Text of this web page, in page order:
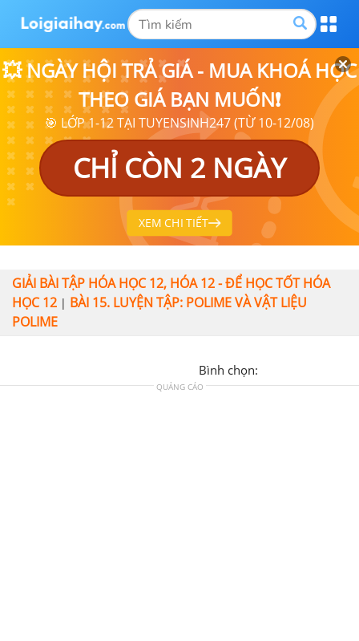
💥 NGÀY HỘI TRẢ GIÁ - MUA KHOÁ HỌC
THEO GIÁ BẠN MUỐN❗
🎯 LỚP 1-12 TẠI TUYENSINH247 (TỪ 10-12/08)
CHỈ CÒN 2 NGÀY
XEM CHI TIẾT
GIẢI BÀI TẬP HÓA HỌC 12, HÓA 12 - ĐỂ HỌC TỐT HÓA
HỌC 12 | BÀI 15. LUYỆN TẬP: POLIME VÀ VẬT LIỆU
POLIME
Bình chọn:
QUẢNG CÁO